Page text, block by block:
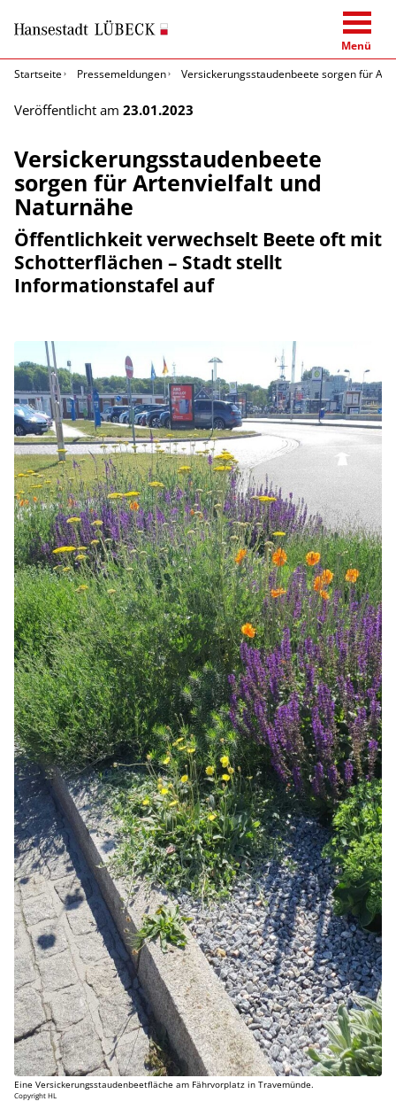
Menü
Startseite
Pressemeldungen Versickerungsstaudenbeete sorgen für
Veröffentlicht am 23.01.2023
Versickerungsstaudenbeete
sorgen für Artenvielfalt und
Naturnähe
Öffentlichkeit verwechselt Beete oft mit
Schotterflächen – Stadt stellt
Informationstafel auf
Eine Versickerungsstaudenbeetfläche am Fährvorplatz in Travemünde.
Copyright HL